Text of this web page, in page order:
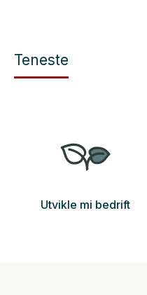
Teneste
Utvikle mi bedrift